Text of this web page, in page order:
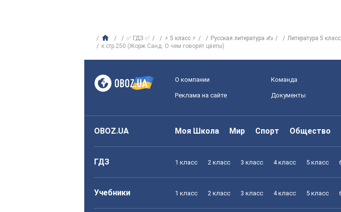
✅ ГДЗ ✅ ⚡ 5 класс ⚡ Русская литература ✍ Литература 5
к стр.250 (Жорж Санд. О чем говорят цветы)
О компании Команда
Реклама на сайте Документы
OBOZ.UA Моя Школа Мир Спорт Общество
ГДЗ 1 класс 2 класс 3 класс 4 класс 5 класс
Учебники 1 класс 2 класс 3 класс 4 класс 5 класс